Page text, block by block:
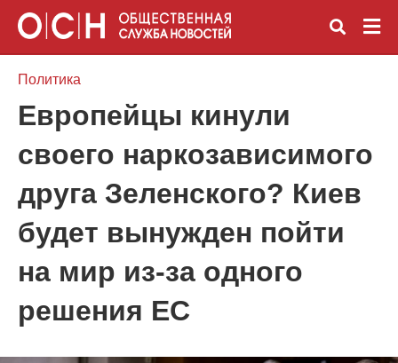
и
Политика
Европейцы кинули
своего наркозависимого
друга Зеленского? Киев
будет вынужден пойти
на мир из-за одного
решения ЕС